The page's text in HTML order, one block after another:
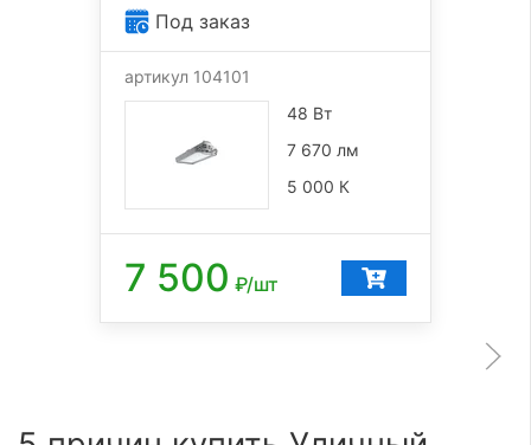
Под заказ
артикул 104101
48 Вт
7 670 лм
5 000 К
7 500 ₽/шт